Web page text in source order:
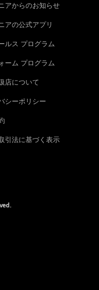
アからのお知らせ
アの公式アプリ
ルス プログラム
ーム プログラム
店について
シーポリシー
引法に基づく表示